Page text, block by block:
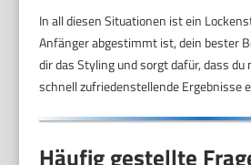
In all diesen Situationen ist ein
Anfänger abgestimmt ist, dein bester
dir das Styling und sorgt dafür, dass
schnell zufriedenstellende Ergebnisse
Häufig gestellte